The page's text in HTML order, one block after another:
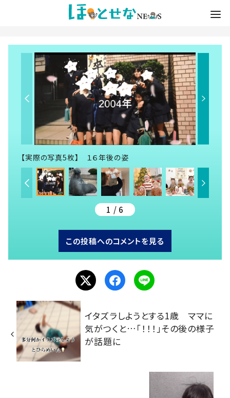
【実際の写真5枚】 １６年後の姿
1 / 6
この投稿へのコメントを見る
イタズラしようとする1歳 ママに
気がつくと…「！！！」その後の様子
が話題に